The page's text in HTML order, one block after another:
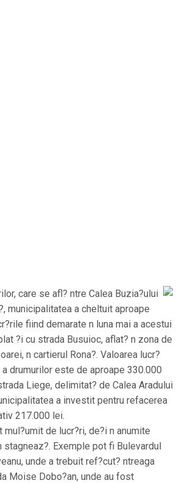
care se afl? ntre Calea Buzia?ului
municipalitatea a cheltuit aproape
fiind demarate n luna mai a acestui
?i cu strada Busuioc, aflat? n zona de
n cartierul Rona?. Valoarea lucr?
drumurilor este de aproape 330.000
Liege, delimitat? de Calea Aradului
a investit pentru refacerea
217.000 lei.
mul?umit de lucr?ri, de?i n anumite
stagneaz?. Exemple pot fi Bulevardul
unde a trebuit ref?cut? ntreaga
Moise Dobo?an, unde au fost